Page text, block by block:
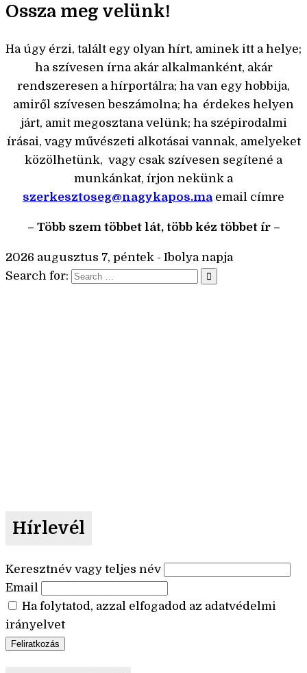
Ossza meg velünk!
Ha úgy érzi, talált egy olyan hírt, aminek itt a helye;
ha szívesen írna akár alkalmanként, akár
rendszeresen a hírportálra; ha van egy hobbija,
amiről szívesen beszámolna; ha érdekes helyen
járt, amit megosztana velünk; ha szépirodalmi
írásai, vagy művészeti alkotásai vannak, amelyeket
közölhetünk, vagy csak szívesen segítené a
munkánkat, írjon nekünk a
szerkesztoseg@nagykapos.ma email címre
– Több szem többet lát, több kéz többet ír –
2026 augusztus 7, péntek - Ibolya napja
Search for:
Hírlevél
Keresztnév vagy teljes név
Email
Ha folytatod, azzal elfogadod az adatvédelmi
irányelvet